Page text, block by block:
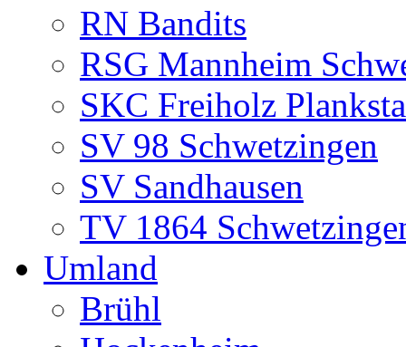
RN Bandits
RSG Mannheim
SKC Freiholz
SV 98 Schwetzingen
SV Sandhausen
TV 1864
Umland
Brühl